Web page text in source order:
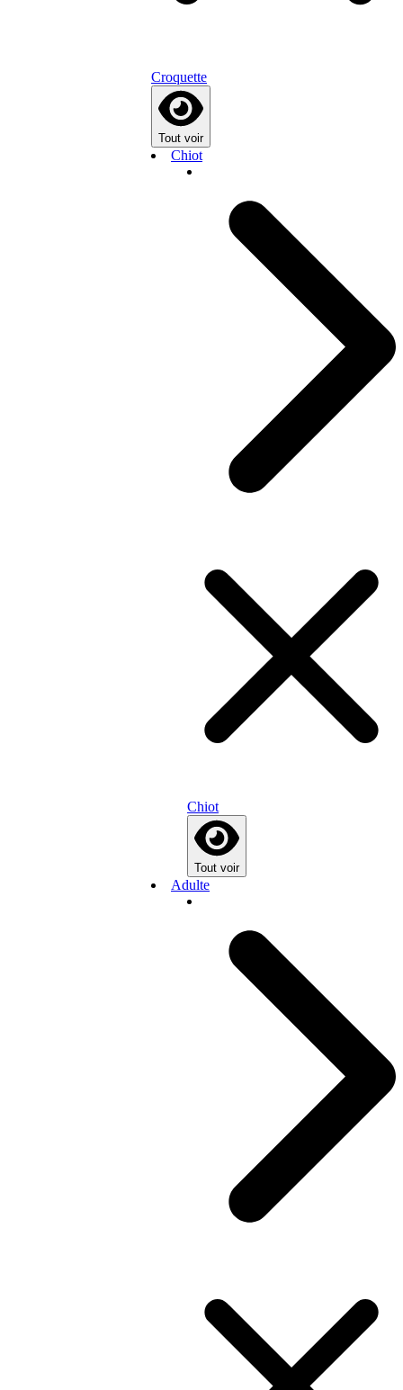
Croquette
Tout voir
Chiot
Chiot
Tout voir
Adulte